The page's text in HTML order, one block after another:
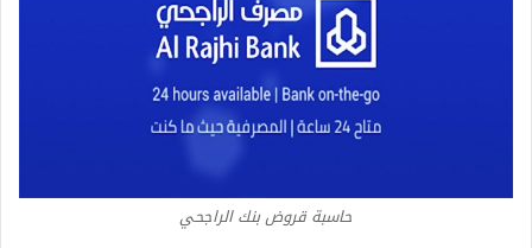
حاسبة قروض بنك الراجحي